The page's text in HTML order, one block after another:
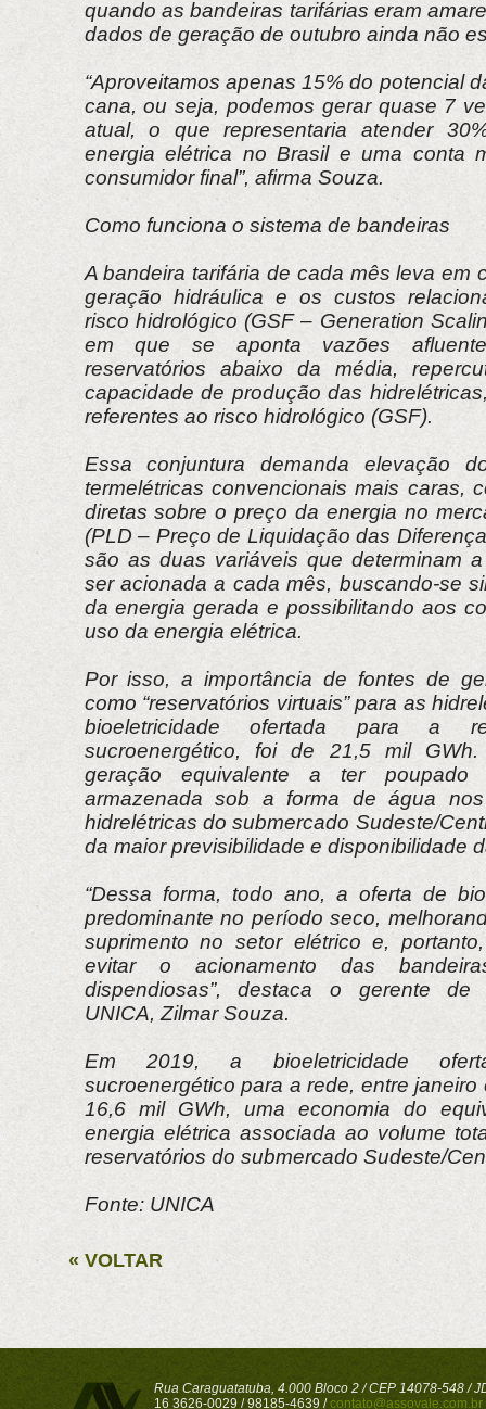
quando as bandeiras tarifárias eram
dados de geração de outubro ainda não
“Aproveitamos apenas 15% do potencial
cana, ou seja, podemos gerar quase 7
atual, o que representaria atender
energia elétrica no Brasil e uma conta
consumidor final”, afirma Souza.
Como funciona o sistema de bandeiras
A bandeira tarifária de cada mês leva em
geração hidráulica e os custos
risco hidrológico (GSF – Generation
em que se aponta vazões
reservatórios abaixo da média,
capacidade de produção das
referentes ao risco hidrológico (GSF).
Essa conjuntura demanda elevação
termelétricas convencionais mais caras,
diretas sobre o preço da energia no
(PLD – Preço de Liquidação das
são as duas variáveis que determinam
ser acionada a cada mês, buscando-se
da energia gerada e possibilitando aos
uso da energia elétrica.
Por isso, a importância de fontes de
como “reservatórios virtuais” para as
bioeletricidade ofertada para a
sucroenergético, foi de 21,5 mil
geração equivalente a ter
armazenada sob a forma de água
hidrelétricas do submercado Sudeste/
da maior previsibilidade e disponibilidade
“Dessa forma, todo ano, a oferta de
predominante no período seco,
suprimento no setor elétrico e,
evitar o acionamento das
dispendiosas”, destaca o gerente de
UNICA, Zilmar Souza.
Em 2019, a bioeletricidade
sucroenergético para a rede, entre janeiro
16,6 mil GWh, uma economia do
energia elétrica associada ao volume
reservatórios do submercado Sudeste/
Fonte: UNICA
« VOLTAR
Rua Caraguatatuba, 4.000 Bloco 2 / CEP 14078-548 /
16 3626-0029 / 98185-4639 /contato@assovale.com.br